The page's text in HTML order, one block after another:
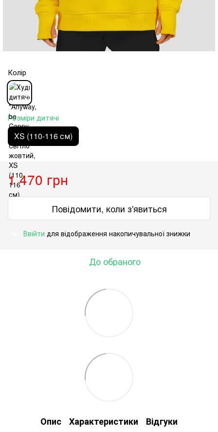
Колір
Розміри дитячі
XS (110-116 см)
1 470 грн
Повідомити, коли з'явиться
Ввійти для відображення накопичувальної знижки
До обраного
Опис Характеристики Відгуки